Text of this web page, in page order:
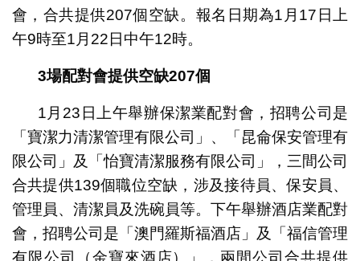
會，合共提供207個空缺。報名日期為1月17日上
午9時至1月22日中午12時。
3場配對會提供空缺207個
1月23日上午舉辦保潔業配對會，招聘公司是
「寶潔力清潔管理有限公司」、「昆侖保安管理有
限公司」及「怡寶清潔服務有限公司」，三間公司
合共提供139個職位空缺，涉及接待員、保安員、
管理員、清潔員及洗碗員等。下午舉辦酒店業配對
會，招聘公司是「澳門羅斯福酒店」及「福信管理
有限公司（金寶來酒店）」，兩間公司合共提供